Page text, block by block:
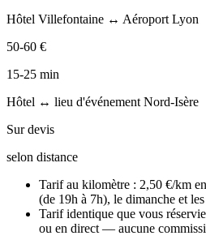
Hôtel Villefontaine ↔ Aéroport Lyon
50-60 €
15-25 min
Hôtel ↔ lieu d'événement Nord-Isère
Sur devis
selon distance
Tarif au kilomètre : 2,50 €/km
(de 19h à 7h), le dimanche et
Tarif identique que vous
ou en direct — aucune